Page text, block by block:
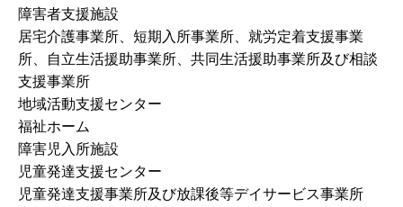
障害者支援施設
居宅介護事業所、短期入所事業所、就労定着支援事業
所、自立生活援助事業所、共同生活援助事業所及び相談
支援事業所
地域活動支援センター
福祉ホーム
障害児入所施設
児童発達支援センター
児童発達支援事業所及び放課後等デイサービス事業所